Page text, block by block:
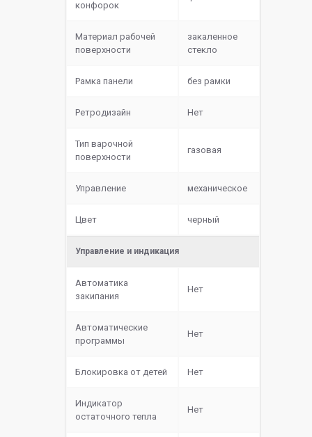
конфорок
Материал рабочей
поверхности
закаленное
стекло
Рамка панели без рамки
Ретродизайн Нет
Тип варочной
поверхности
газовая
Управление механическое
Цвет черный
Управление и индикация
Автоматика
закипания
Нет
Автоматические
программы
Нет
Блокировка от детей Нет
Индикатор
остаточного тепла
Нет